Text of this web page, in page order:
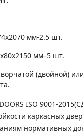
мм-2.5 шт.
мм–5 шт.
(двойной)
ISO 9001-
каркасных
нормативных